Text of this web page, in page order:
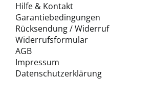
Hilfe & Kontakt
Garantiebedingungen
Rücksendung / Widerruf
Widerrufsformular
AGB
Impressum
Datenschutzerklärung